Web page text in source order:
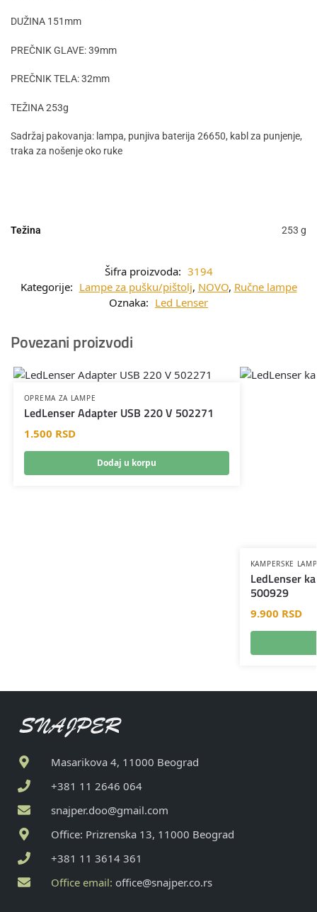
DUŽINA 151mm
PREČNIK GLAVE: 39mm
PREČNIK TELA: 32mm
TEŽINA 253g
Sadržaj pakovanja: lampa, punjiva baterija 26650, kabl za punjenje,
traka za nošenje oko ruke
Težina 253 g
Šifra proizvoda: 3194
Kategorije: Lampe za pušku/pištolj, NOVO, Ručne lampe
Oznaka: Led Lenser
Povezani proizvodi
OPREMA ZA LAMPE
LedLenser Adapter USB 220 V 502271
1.500 RSD
Dodaj u korpu
KAMPERSKE
LedLenser
500929
9.900 RSD
Masarikova 4, 11000 Beograd
+381 11 2646 064
snajper.doo@gmail.com
Office: Prizrenska 13, 11000 Beograd
+381 11 3614 361
Office email: office@snajper.co.rs